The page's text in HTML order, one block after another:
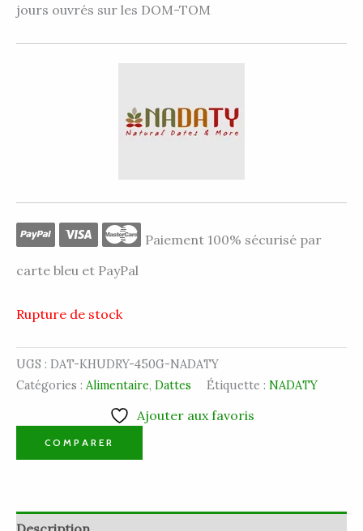
jours ouvrés sur les DOM-TOM
Paiement 100% sécurisé par
carte bleu et PayPal
Rupture de stock
UGS : DAT-KHUDRY-450G-NADATY
Catégories : Alimentaire, Dattes Étiquette : NADATY
Ajouter aux favoris
COMPARER